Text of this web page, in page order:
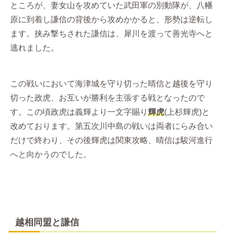
ところが、妻女山を攻めていた武田軍の別動隊が、八幡
原に到着し謙信の背後から攻めかかると、形勢は逆転し
ます。挟み撃ちされた謙信は、犀川を渡って善光寺へと
逃れました。
この戦いにおいて海津城を守り切った晴信と越後を守り
切った政虎、お互いが勝利を主張する戦となったので
す。この頃政虎は義輝より一文字賜り 輝虎(上杉輝虎)と
改めております。第五次川中島の戦いは両者にらみ合い
だけで終わり、その後輝虎は関東攻略、晴信は駿河進行
へと向かうのでした。
越相同盟と謙信